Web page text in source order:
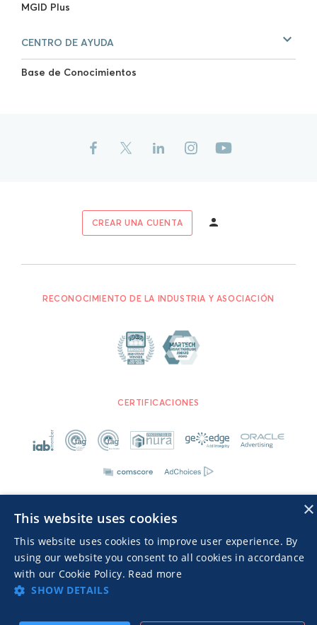
MGID Plus
CENTRO DE AYUDA
Base de Conocimientos
CREAR UNA CUENTA
RECONOCIMIENTO DE LA INDUSTRIA Y ASOCIACIÓN
© 2026 MGID Inc. Todos los derechos reservados.
Advertisers TOS Política de privacidad
CERTIFICACIONES
×
This website uses cookies
This website uses cookies to improve user experience. By
using our website you consent to all cookies in accordance
with our Cookie Policy. Read more
SHOW DETAILS